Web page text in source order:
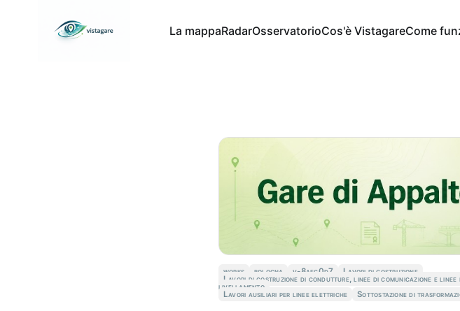
La mappaRadarOsservatorioCos'è VistagareCome
works bologna v-8aec0d7 Lavori di costruzione
Lavori di costruzione di condutture, linee di comunicazione e
livellamento
Lavori ausiliari per linee elettriche Sottostazione di